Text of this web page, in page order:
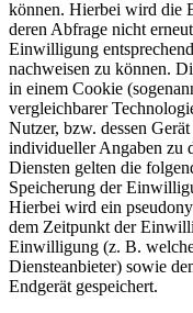
können. Hierbei wird die
deren Abfrage nicht
Einwilligung
nachweisen zu können.
in einem Cookie
vergleichbarer
Nutzer, bzw. dessen
individueller Angaben zu
Diensten gelten die
Speicherung der
Hierbei wird ein
dem Zeitpunkt der
Einwilligung (z. B.
Diensteanbieter) sowie
Endgerät gespeichert.